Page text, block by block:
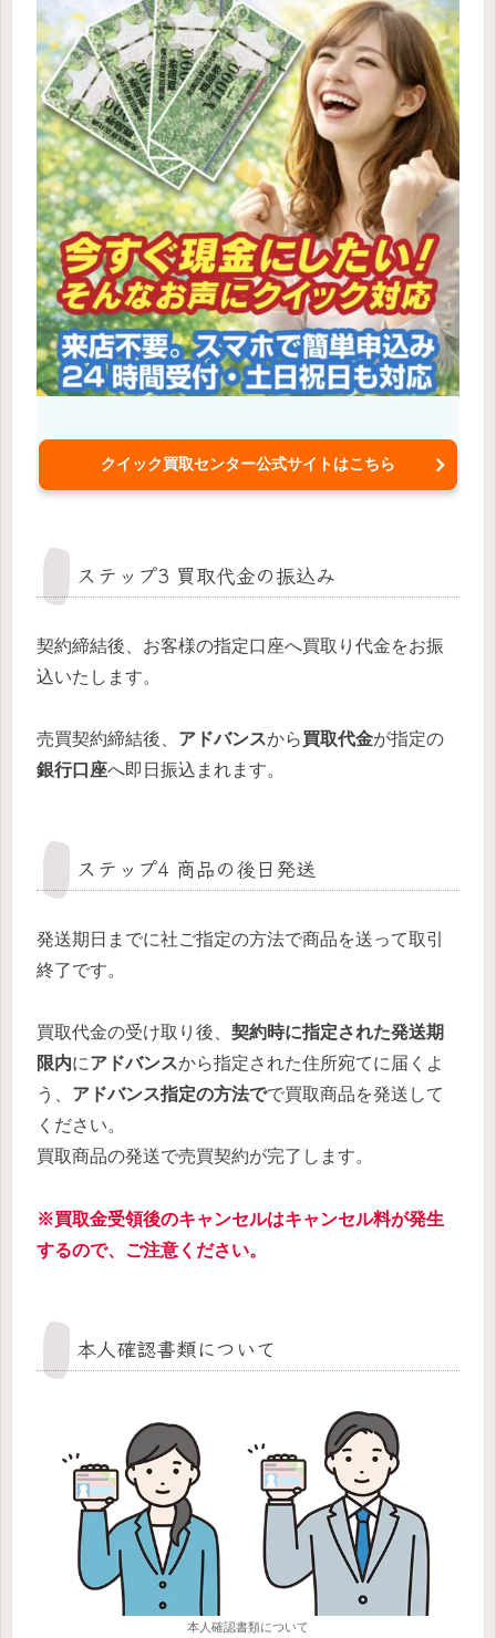
クイック買取センター公式サイトはこちら
ステップ3 買取代金の振込み
契約締結後、お客様の指定口座へ買取り代金をお振
込いたします。
売買契約締結後、 アドバンスから買取代金が指定の
銀行口座へ即日振込まれます。
ステップ4 商品の後日発送
発送期日までに社ご指定の方法で商品を送って取引
終了です。
買取代金の受け取り後、 契約時に指定された発送期
限内にアドバンスから指定された住所宛てに届くよ
う、 アドバンス指定の方法でで買取商品を発送して
ください。
買取商品の発送で売買契約が完了します。
※買取金受領後のキャンセルはキャンセル料が発生
するので、ご注意ください。
本人確認書類について
本人確認書類について